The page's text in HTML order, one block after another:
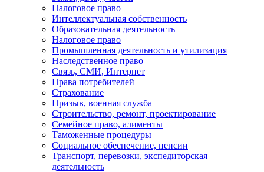
Налоговое право
Интеллектуальная собственность
Образовательная деятельность
Налоговое право
Промышленная деятельность и утилизация
Наследственное право
Связь, СМИ, Интернет
Права потребителей
Страхование
Призыв, военная служба
Строительство, ремонт, проектирование
Семейное право, алименты
Таможенные процедуры
Социальное обеспечение, пенсии
Транспорт, перевозки, экспедиторская
деятельность